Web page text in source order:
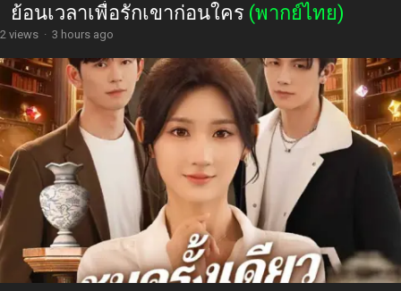
ย้อนเวลาเพื่อรักเขาก่อนใคร (พากย์ไทย)
2 views · 3 hours ago